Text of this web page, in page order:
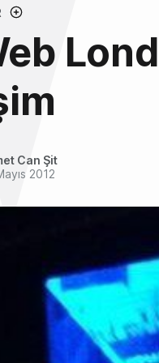
Can Şit
2012